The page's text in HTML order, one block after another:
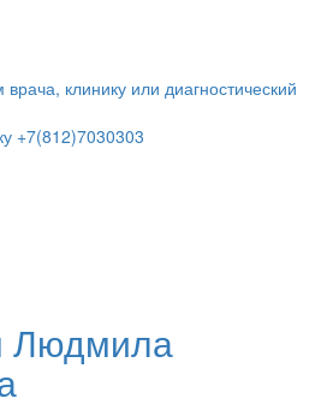
клинику или диагностический
+7(812)7030303
Людмила